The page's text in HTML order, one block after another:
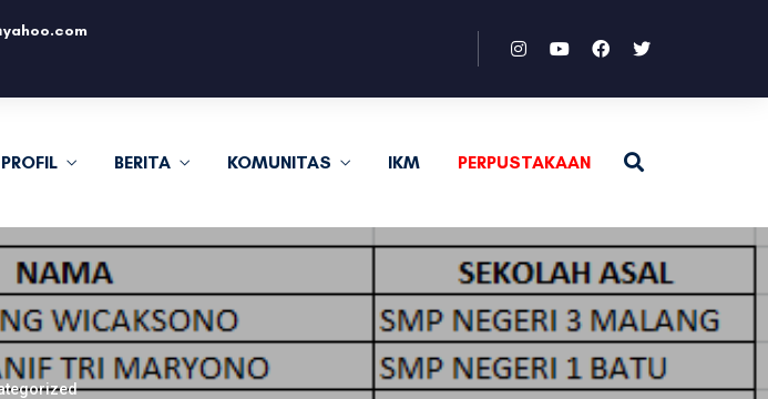
PROFIL BERITA KOMUNITAS IKM PERPUSTAKAAN